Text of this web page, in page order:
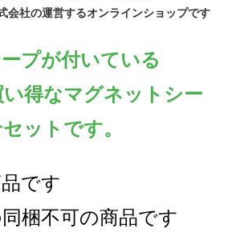
会社の運営するオンラインショップです
プが付いている
得なマグネットシー
ットです。
です
梱不可の商品です